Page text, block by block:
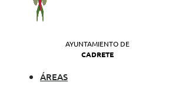
AYUNTAMIENTO DE
CADRETE
ÁREAS